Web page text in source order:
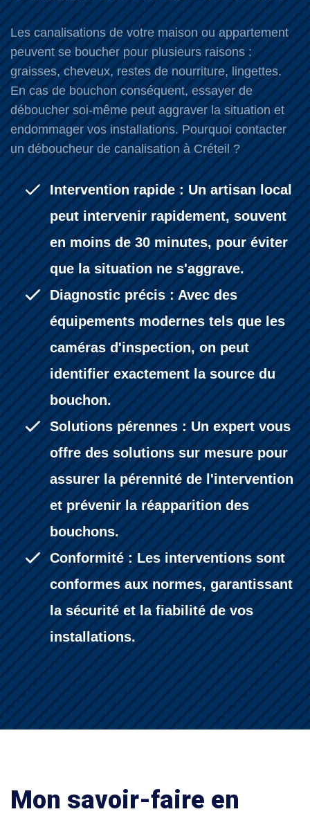
Les canalisations de votre maison ou appartement
peuvent se boucher pour plusieurs raisons :
graisses, cheveux, restes de nourriture, lingettes.
En cas de bouchon conséquent, essayer de
déboucher soi-même peut aggraver la situation et
endommager vos installations. Pourquoi contacter
un déboucheur de canalisation à Créteil ?
Intervention rapide : Un artisan local
peut intervenir rapidement, souvent
en moins de 30 minutes, pour éviter
que la situation ne s'aggrave.
Diagnostic précis : Avec des
équipements modernes tels que les
caméras d'inspection, on peut
identifier exactement la source du
bouchon.
Solutions pérennes : Un expert vous
offre des solutions sur mesure pour
assurer la pérennité de l'intervention
et prévenir la réapparition des
bouchons.
Conformité : Les interventions sont
conformes aux normes, garantissant
la sécurité et la fiabilité de vos
installations.
Mon savoir-faire en